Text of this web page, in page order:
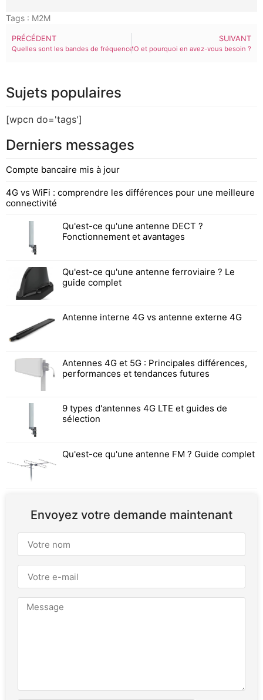
Tags : M2M
SUIVANT
Qu'est-ce que la technologie MU MIMO et pourquoi en avez-vous besoin ?
PRÉCÉDENT
Quelles sont les bandes de fréquences du 4G LTE ?
Sujets populaires
[wpcn do='tags']
Derniers messages
Compte bancaire mis à jour
4G vs WiFi : comprendre les différences pour une meilleure
connectivité
Qu'est-ce qu'une antenne DECT ?
Fonctionnement et avantages
Qu'est-ce qu'une antenne ferroviaire ? Le
guide complet
Antenne interne 4G vs antenne externe 4G
Antennes 4G et 5G : Principales différences,
performances et tendances futures
9 types d'antennes 4G LTE et guides de
sélection
Qu'est-ce qu'une antenne FM ? Guide complet
Envoyez votre demande maintenant